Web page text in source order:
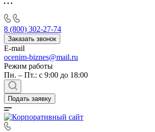
8 (800) 302-27-74
Заказать звонок
E-mail
ocenim-biznes@mail.ru
Режим работы
Пн. – Пт.: с 9:00 до 18:00
Подать заявку